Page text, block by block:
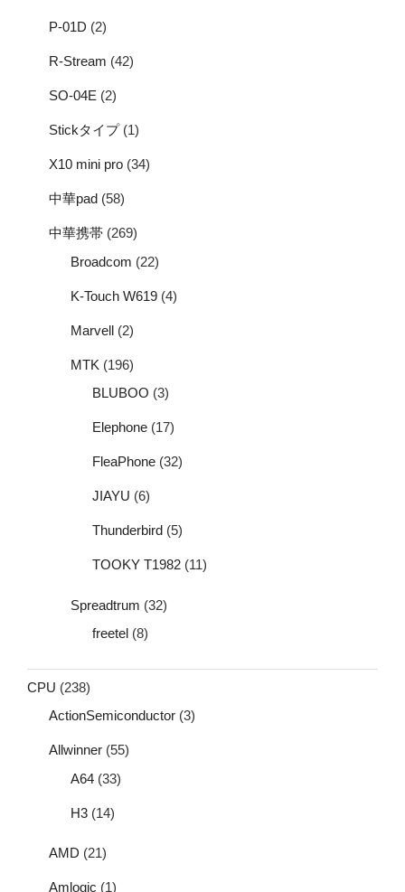
P-01D (2)
R-Stream (42)
SO-04E (2)
Stickタイプ(1)
X10 mini pro (34)
中華pad (58)
中華携帯 (269)
Broadcom (22)
K-Touch W619 (4)
Marvell (2)
MTK (196)
BLUBOO (3)
Elephone (17)
FleaPhone (32)
JIAYU (6)
Thunderbird (5)
TOOKY T1982 (11)
Spreadtrum (32)
freetel (8)
CPU (238)
ActionSemiconductor (3)
Allwinner (55)
A64 (33)
H3 (14)
AMD (21)
Amlogic (1)